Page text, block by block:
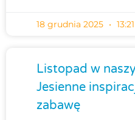
18 grudnia 2025 13:21
Listopad w
Jesienne
zabawę